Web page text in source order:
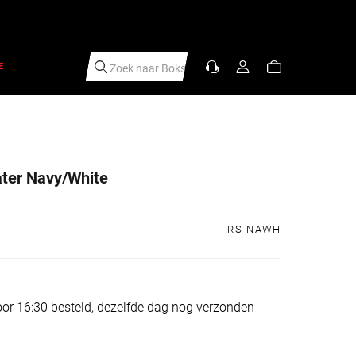
Zoek naar Bo|
Navy/White
RS-NAWH
16:30 besteld, dezelfde dag nog verzonden